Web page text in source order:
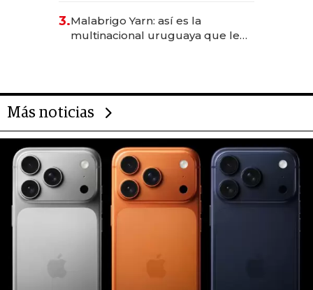
anticipación y prepara apertura
3.Malabrigo Yarn: así es la
multinacional uruguaya que le
Más noticias